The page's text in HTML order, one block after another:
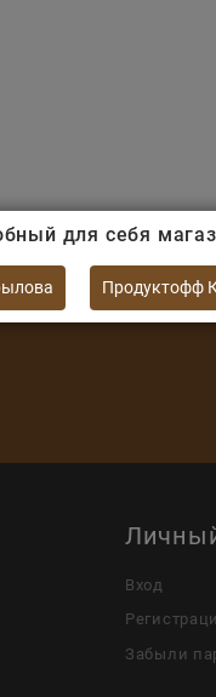
Вход
Забыли
для себя
Продуктофф